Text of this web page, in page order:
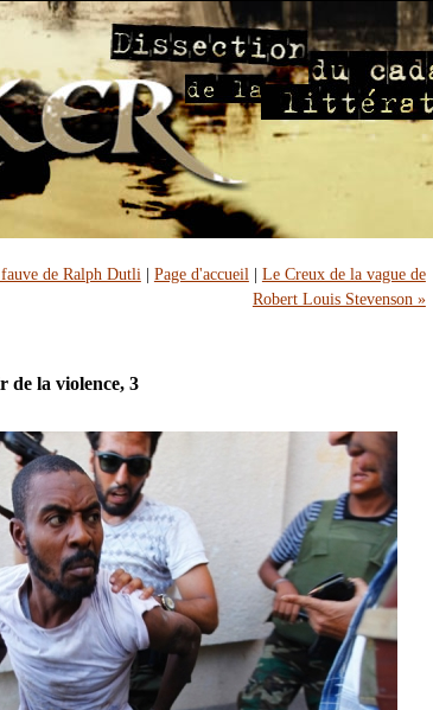
de Ralph Dutli | Page d'accueil | Le Creux de la vague de
Robert Louis Stevenson »
de la violence, 3